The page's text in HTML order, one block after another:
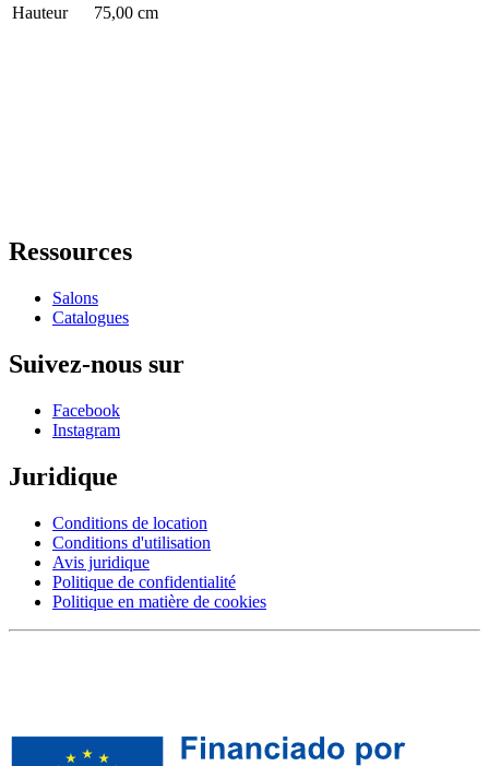
Hauteur
75,00 cm
Ressources
Salons
Catalogues
Suivez-nous sur
Facebook
Instagram
Juridique
Conditions de location
Conditions d'utilisation
Avis juridique
Politique de confidentialité
Politique en matière de cookies